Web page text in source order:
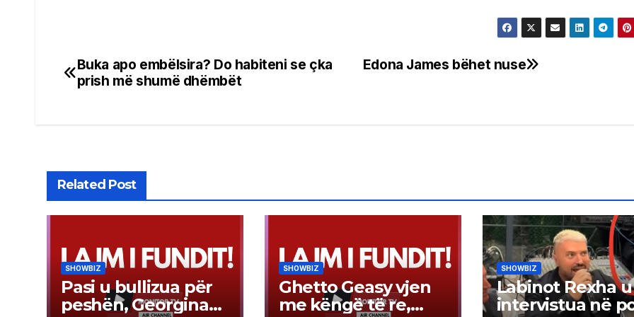
Post
Edona James bëhet nuse
Buka apo embëlsira? Do habiteni se çka
prish më shumë dhëmbët
Related Post
SHOWBIZ
Pasi u bullizua për
peshën, Georgina
SHOWBIZ
Ghetto Geasy vjen
me këngë të re,
SHOWBIZ
Labinot Rexha u
intervistua në